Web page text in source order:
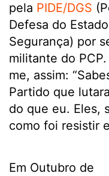
pela PIDE/DGS
Defesa do
Segurança) por
militante do
me, assim:
Partido que
do que eu. Eles,
como foi resistir
Em Outubro de